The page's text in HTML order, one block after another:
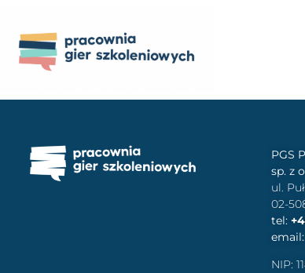
PGS
sp. z
ul.
02-
tel:
email:
NIP: